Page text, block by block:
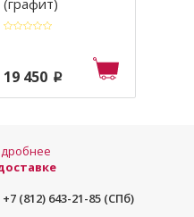
19 450 p
+7 (812) 643-21-85 (СПб)